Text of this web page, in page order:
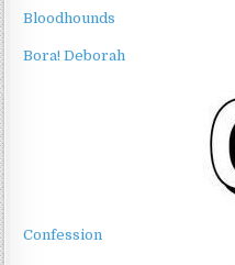
Bloodhounds
Bora! Deborah
Confession